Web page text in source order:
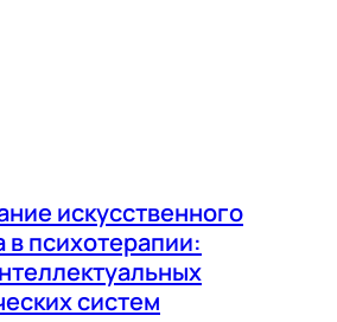
искусственного
в психотерапии:
систем